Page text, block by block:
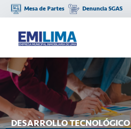
Mesa de Partes Denuncia SGAS
DESARROLLO TECNOLÓGICO